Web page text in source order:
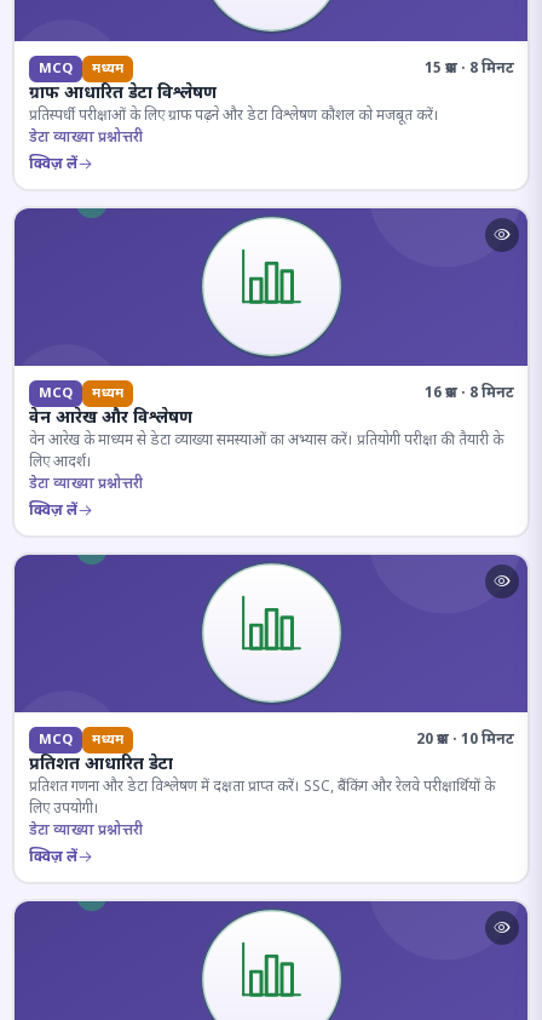
MCQ मध्यम 15 प्रश्न · 8 मिनट
ग्राफ आधारित डेटा विश्लेषण
प्रतिस्पर्धी परीक्षाओं के लिए ग्राफ पढ़ने और डेटा विश्लेषण कौशल को मजबूत करें।
डेटा व्याख्या प्रश्नोत्तरी
क्विज़ लें
MCQ मध्यम 16 प्रश्न · 8 मिनट
वेन आरेख और विश्लेषण
वेन आरेख के माध्यम से डेटा व्याख्या समस्याओं का अभ्यास करें। प्रतियोगी परीक्षा की तैयारी के
लिए आदर्श।
डेटा व्याख्या प्रश्नोत्तरी
क्विज़ लें
MCQ मध्यम 20 प्रश्न · 10 मिनट
प्रतिशत आधारित डेटा
प्रतिशत गणना और डेटा विश्लेषण में दक्षता प्राप्त करें। SSC, बैंकिंग और रेलवे परीक्षार्थियों के
लिए उपयोगी।
डेटा व्याख्या प्रश्नोत्तरी
क्विज़ लें